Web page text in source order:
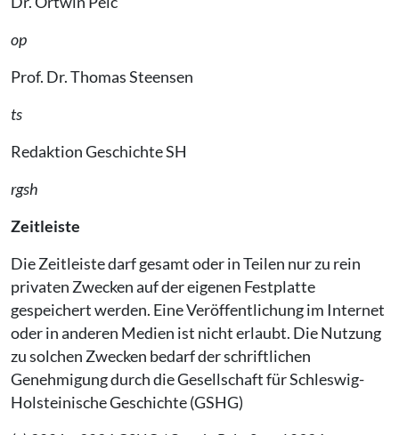
op
Prof. Dr. Thomas Steensen
ts
Redaktion Geschichte SH
rgsh
Zeitleiste
Die Zeitleiste darf gesamt oder in Teilen nur zu rein
privaten Zwecken auf der eigenen Festplatte
gespeichert werden. Eine Veröffentlichung im Internet
oder in anderen Medien ist nicht erlaubt. Die Nutzung
zu solchen Zwecken bedarf der schriftlichen
Genehmigung durch die Gesellschaft für Schleswig-
Holsteinische Geschichte (GSHG)